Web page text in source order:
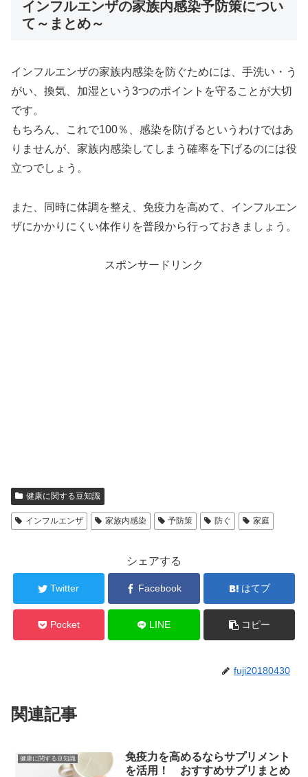
インフルエンザの家族内感染予防策につい
て～まとめ～
インフルエンザの家族内感染を防ぐためには、手洗い・う
がい、換気、加湿という3つのポイントを守ることが大切
です。
もちろん、これで100％、感染を防げるというわけではあ
りませんが、家族内感染してしまう確率を下げるのには役
立つでしょう。
また、同時に体調を整え、免疫力を高めて、インフルエン
ザにかかりにくい体作りを普段から行っておきましょう。
スポンサードリンク
健康に関する豆知識
インフルエンザ 家族内感染 予防策 防ぐ 家庭
シェアする
Twitter Facebook はてブ
Pocket LINE コピー
fuji20180430
関連記事
健康に関する豆知識
免疫力を高めるならサプリメント
を活用！ おすすめサプリまとめ